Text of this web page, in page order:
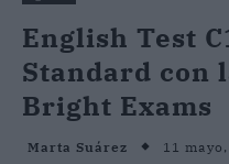
English Test
Standard con
Bright Exams
Marta Suárez 11